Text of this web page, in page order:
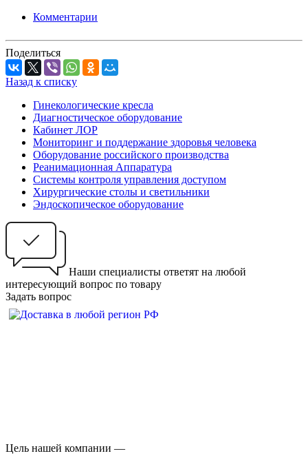
Комментарии
Поделиться
Назад к списку
Гинекологические кресла
Диагностическое оборудование
Кабинет ЛОР
Мониторинг и поддержание здоровья человека
Оборудование российского производства
Реанимационная Аппаратура
Системы контроля управления доступом
Хирургические столы и светильники
Эндоскопическое оборудование
Наши специалисты ответят на любой
интересующий вопрос по товару
Задать вопрос
Цель нашей компании —